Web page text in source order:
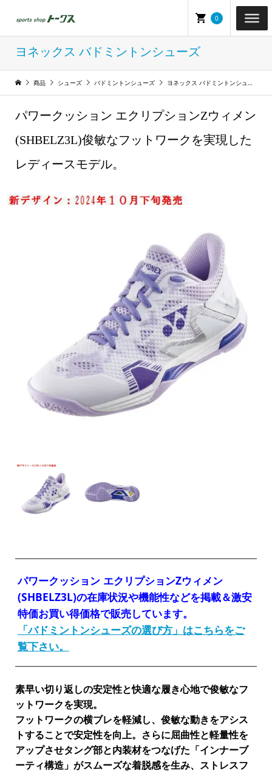
0
ヨネックス バドミントンシューズ
商品 シューズ バドミントンシューズ ヨネックス バドミントンシューズ
パワークッション エクリプションZウィメン
(SHBELZ3L)俊敏なフットワークを実現した
レディースモデル。
パワークッション エクリプションZウィメン
(SHBELZ3L)の在庫状況や機能性などを掲載＆激安
特価お買い得価格で販売しています。
「バドミントンシューズの選び方」はこちらをご
覧下さい。
素早い切り返しの安定性と快適な履き心地で俊敏なフ
ットワークを実現。
フットワークの横ブレを軽減し、俊敏な動きをアシス
トすることで安定性を向上。さらに屈曲性と軽量性を
アップさせタング部と内装材をつなげた「インナーブ
ーティ構造」がスムーズな着脱感を生み、ストレスフ